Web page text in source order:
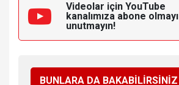
Videolar için YouTube
kanalımıza abone olmayı
unutmayın!
BUNLARA DA BAKABİLİRSİNİZ